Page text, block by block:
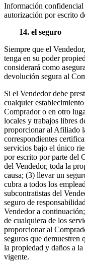
Información confidencial
autorización por escrito
14. el seguro
Siempre que el
tenga en su poder
considerará como
devolución segura al
Si el Vendedor debe
cualquier
Comprador o en otro
locales y trabajos libres
proporcionar al Afiliado
correspondientes
servicios bajo el único
por escrito por parte del
del Vendedor, toda la
causa; (3) llevar un
cubra a todos los
subcontratistas del
seguro de
Vendedor a
de cualquiera de los
proporcionar al
seguros que demuestren
la propiedad y daños a
vigente.